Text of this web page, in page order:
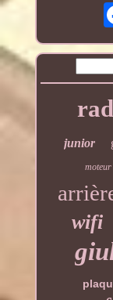
junior
moteur
wifi